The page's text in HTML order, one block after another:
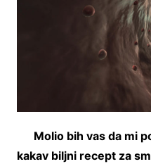
Molio bih vas da mi
kakav biljni recept za